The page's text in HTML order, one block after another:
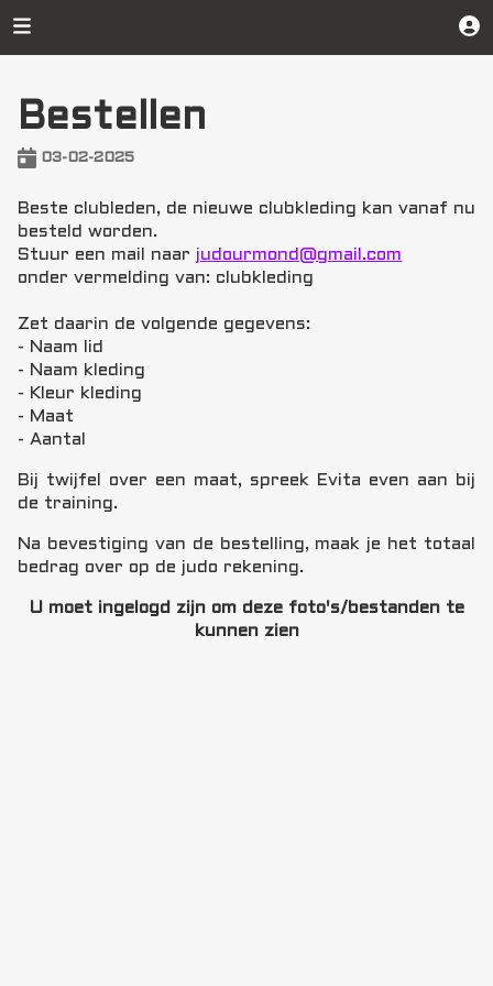
Bestellen
03-02-2025
Beste clubleden, de nieuwe clubkleding kan vanaf nu
besteld worden.
Stuur een mail naar judourmond@gmail.com
onder vermelding van: clubkleding
Zet daarin de volgende gegevens:
- Naam lid
- Naam kleding
- Kleur kleding
- Maat
- Aantal
Bij twijfel over een maat, spreek Evita even aan bij
de training.
Na bevestiging van de bestelling, maak je het totaal
bedrag over op de judo rekening.
U moet ingelogd zijn om deze foto's/bestanden te
kunnen zien